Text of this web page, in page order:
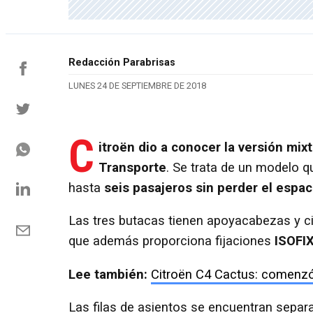
Redacción Parabrisas
LUNES 24 DE SEPTIEMBRE DE 2018
C itroën dio a conocer la versión
Transporte. Se trata de un modelo
hasta seis pasajeros sin perder el
Las tres butacas tienen apoyacabezas y
que además proporciona fijaciones
Lee también: Citroën C4 Cactus:
Las filas de asientos se encuentran